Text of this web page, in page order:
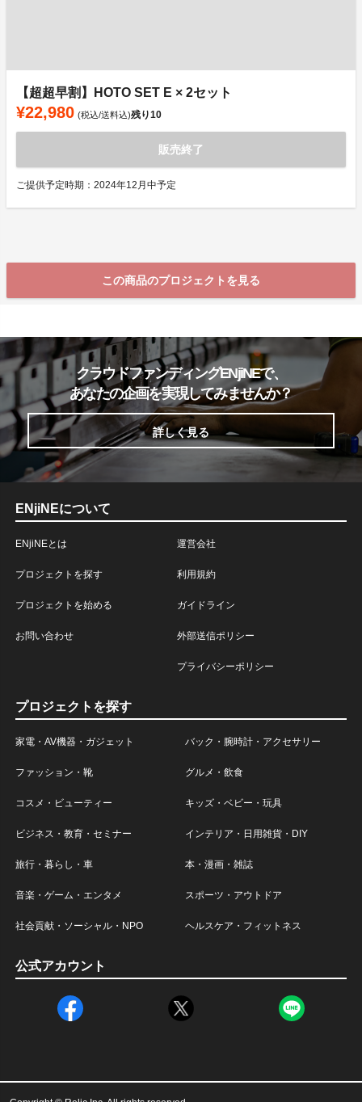
【超超早割】HOTO SET E × 2セット
¥22,980 (税込/送料込)残り10
販売終了
ご提供予定時期：2024年12月中予定
この商品のプロジェクトを見る
クラウドファンディングENjiNEで、
あなたの企画を実現してみませんか？
詳しく見る
ENjiNEについて
ENjiNEとは
プロジェクトを探す
プロジェクトを始める
お問い合わせ
運営会社
利用規約
ガイドライン
外部送信ポリシー
プライバシーポリシー
プロジェクトを探す
家電・AV機器・ガジェット バック・腕時計・アクセサリー
ファッション・靴 グルメ・飲食
コスメ・ビューティー キッズ・ベビー・玩具
ビジネス・教育・セミナー インテリア・日用雑貨・DIY
旅行・暮らし・車 本・漫画・雑誌
音楽・ゲーム・エンタメ スポーツ・アウトドア
社会貢献・ソーシャル・NPO ヘルスケア・フィットネス
公式アカウント